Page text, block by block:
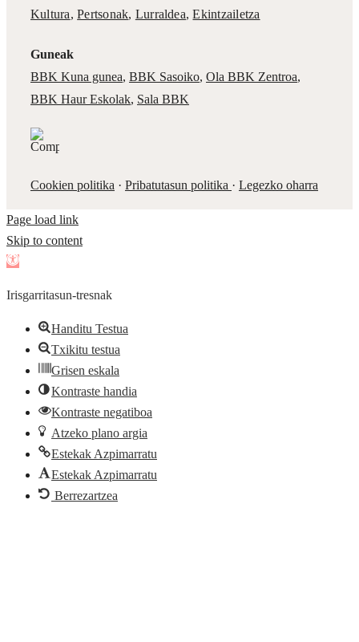
Kultura,Pertsonak, Lurraldea,Ekintzailetza
Guneak
BBK Kuna gunea, BBK Sasoiko, Ola BBK Zentroa,
BBK Haur Eskolak, Sala BBK
Cookien politika · Pribatutasun politika · Legezko oharra
Page load link
Skip to content
Open
Irisgarritasun-tresnak
Handitu Testua
Txikitu testua
Grisen eskala
Kontraste handia
Kontraste negatiboa
Atzeko plano argia
Estekak Azpimarratu
Estekak Azpimarratu
Berrezartzea